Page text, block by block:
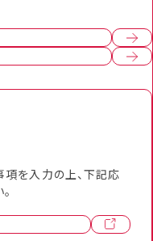
を入力の上、下記応